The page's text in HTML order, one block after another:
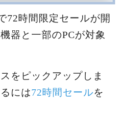
72時間限定セールが開
器と一部のPCが対象
をピックアップしま
には72時間セールを